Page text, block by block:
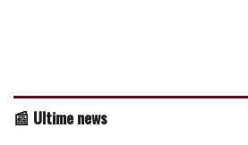
📰 Ultime news